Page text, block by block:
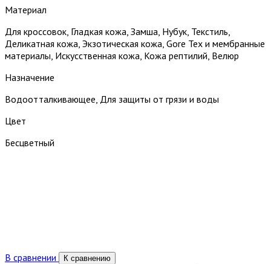
Материал
Для кроссовок, Гладкая кожа, Замша, Нубук, Текстиль,
Деликатная кожа, Экзотическая кожа, Gore Tex и мембранные
материалы, Искусственная кожа, Кожа рептилий, Велюр
Назначение
Водоотталкивающее, Для защиты от грязи и воды
Цвет
Бесцветный
В сравнении К сравнению